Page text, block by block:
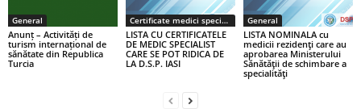
General
Anunț – Activități de
turism internațional de
sănătate din Republica
Turcia
Certificate medici specialiști / primari
LISTA CU CERTIFICATELE
DE MEDIC SPECIALIST
CARE SE POT RIDICA DE
LA D.S.P. IASI
General
LISTA NOMINALA cu
medicii rezidenţi care au
aprobarea Ministerului
Sănătăţii de schimbare a
specialităţi